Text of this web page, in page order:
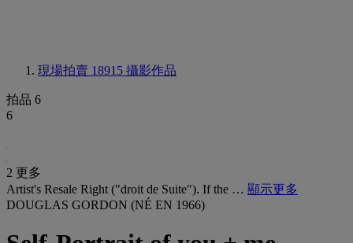
現場拍賣 18915 攝影作品
拍品 6
6
2 更多
Artist's Resale Right ("droit de Suite"). If the … 顯示更多
DOUGLAS GORDON (NÉ EN 1966)